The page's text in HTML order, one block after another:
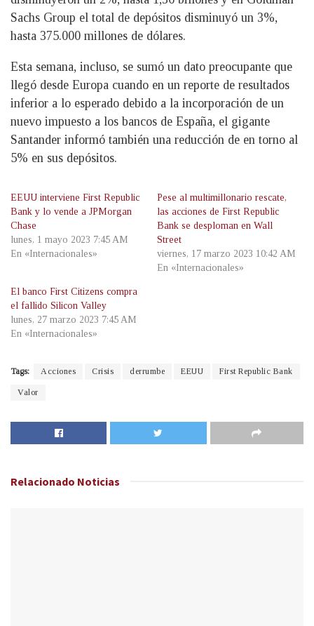
Sachs Group el total de depósitos disminuyó un 3%,
hasta 375.000 millones de dólares.
Esta semana, incluso, se sumó un dato preocupante que
llegó desde Europa cuando en un reporte de resultados
inferior a lo esperado debido a la incorporación de un
nuevo impuesto a los bancos de España, el gigante
Santander informó también una reducción de en torno al
5% en sus depósitos.
EEUU interviene First Republic
Bank y lo vende a JPMorgan
Chase
lunes, 1 mayo 2023 7:45 AM
En «Internacionales»
Pese al multimillonario rescate,
las acciones de First Republic
Bank se desploman en Wall
Street
viernes, 17 marzo 2023 10:42 AM
En «Internacionales»
El banco First Citizens compra
el fallido Silicon Valley
lunes, 27 marzo 2023 7:45 AM
En «Internacionales»
Tags: Acciones Crisis derrumbe EEUU First Republic Bank
Valor
Relacionado Noticias